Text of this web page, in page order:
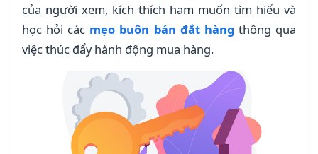
của người xem, kích thích ham muốn tìm hiểu và
học hỏi các mẹo buôn bán đắt hàngthông qua
việc thúc đẩy hành động mua hàng.